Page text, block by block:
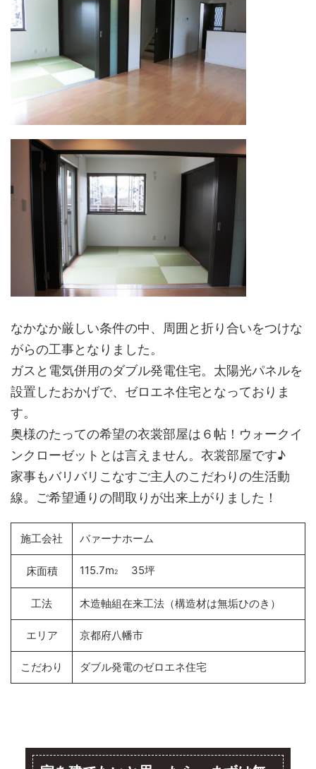
なかなか厳しい条件の中、周囲と折り合いをつけな
がらの工事となりました。
ガスと電気併用のダブル発電住宅。太陽光パネルを
設置したおかげで、ゼロエネ住宅となっておりま
す。
奥様のたっての希望の衣裳部屋は６帖！ウォークイ
ンクローゼットとは言えません。衣裳部屋です♪
家事もバリバリこなすご主人のこだわりの生活動
線。ご希望通りの間取りが出来上がりました！
施工会社 バァーナホーム
床面積 115.7m2 35坪
工法 木造軸組在来工法（構造材は無垢ひのき）
エリア 京都府八幡市
こだわり ダブル発電のゼロエネ住宅